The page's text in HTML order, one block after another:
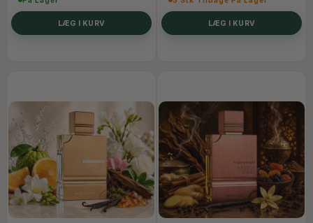
LÆG I KURV LÆG I KURV